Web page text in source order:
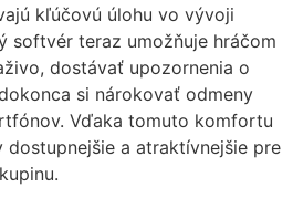
kľúčovú úlohu vo vývoji
softvér teraz umožňuje hráčom
dostávať upozornenia o
si nárokovať odmeny
Vďaka tomuto komfortu
dostupnejšie a atraktívnejšie pre